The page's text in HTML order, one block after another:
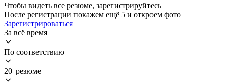
Чтобы видеть все резюме, зарегистрируйтесь
После регистрации покажем ещё 5 и откроем фото
Зарегистрироваться
За всё время
По соответствию
20 резюме